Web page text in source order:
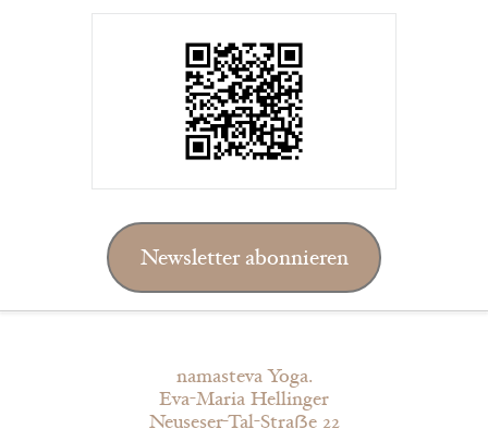
Newsletter abonnieren
namasteva Yoga.
Eva-Maria Hellinger
Neuseser-Tal-Straẞe 22